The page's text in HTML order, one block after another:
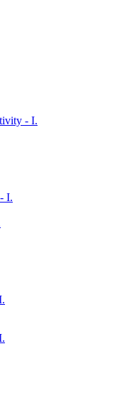
- I.
I.